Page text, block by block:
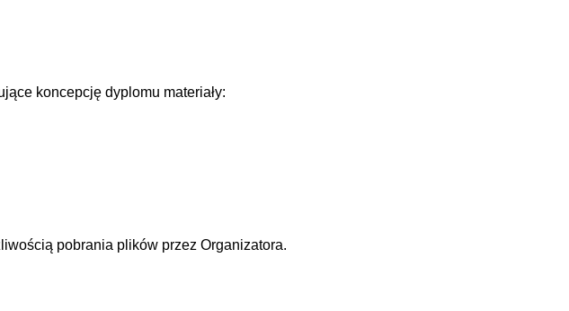
koncepcję dyplomu materiały:
pobrania plików przez Organizatora.